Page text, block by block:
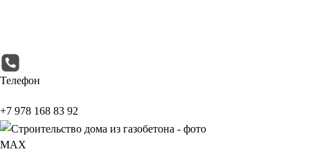
Телефон
+7 978 168 83 92
МАХ